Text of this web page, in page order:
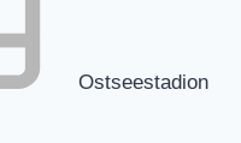
Ostseestadion